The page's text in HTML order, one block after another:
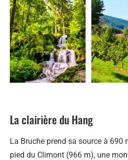
La clairière du Hang
La Bruche prend sa source à 690
pied du Climont (966 m), une